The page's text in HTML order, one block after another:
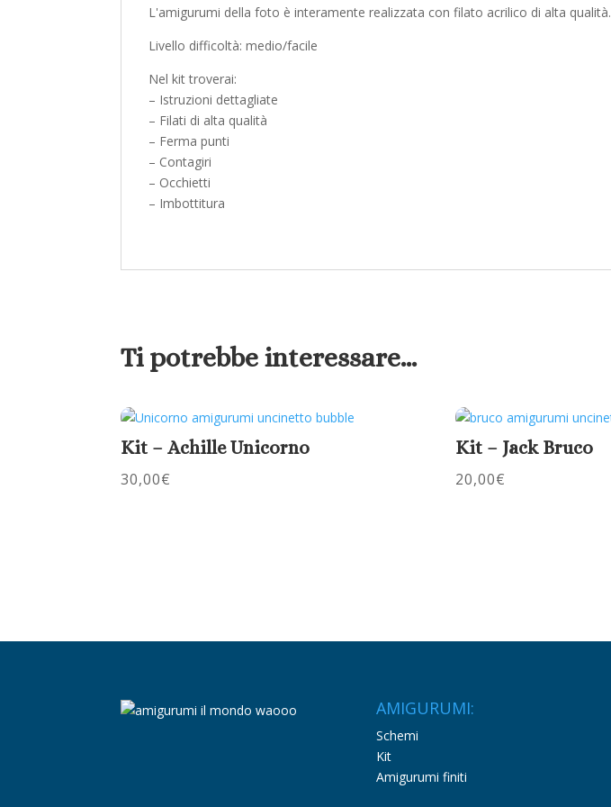
L'amigurumi della foto è interamente realizzata con filato acrilico di alta qualità.
Livello difficoltà: medio/facile
Nel kit troverai:
– Istruzioni dettagliate
– Filati di alta qualità
– Ferma punti
– Contagiri
– Occhietti
– Imbottitura
Ti potrebbe interessare…
Kit – Achille Unicorno
30,00€
Kit – Jack Bruco
20,00€
AMIGURUMI:
Schemi
Kit
Amigurumi finiti